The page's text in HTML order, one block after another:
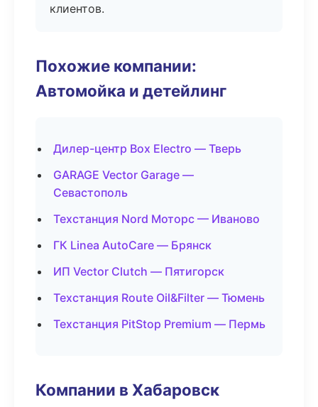
клиентов.
Похожие компании:
Автомойка и детейлинг
Дилер-центр Box Electro — Тверь
GARAGE Vector Garage —
Севастополь
Техстанция Nord Моторс — Иваново
ГК Linea AutoCare — Брянск
ИП Vector Clutch — Пятигорск
Техстанция Route Oil&Filter — Тюмень
Техстанция PitStop Premium — Пермь
Компании в Хабаровск